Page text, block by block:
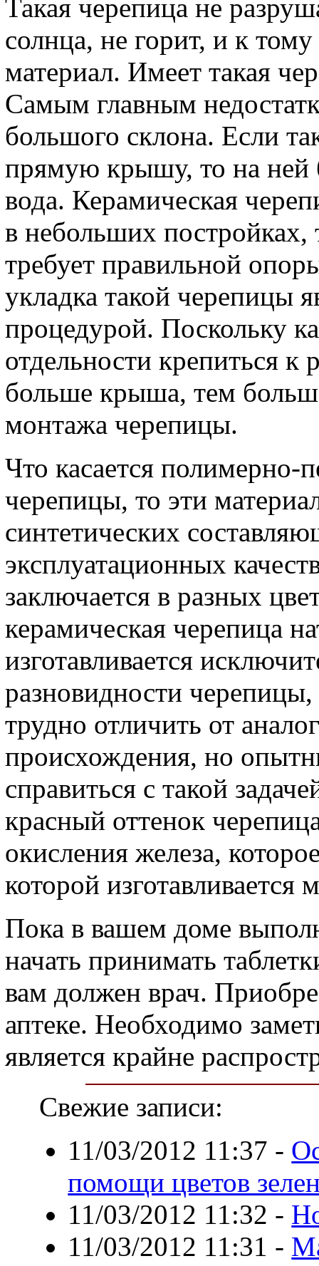
Такая черепица не
солнца, не горит, и к
материал. Имеет такая
Самым главным
большого склона. Если
прямую крышу, то на ней
вода. Керамическая
в небольших постройках,
требует правильной
укладка такой черепицы
процедурой. Поскольку
отдельности крепиться
больше крыша, тем
монтажа черепицы.
Что касается полимерно-
черепицы, то эти
синтетических
эксплуатационных
заключается в разных
керамическая черепица
изготавливается
разновидности
трудно отличить от
происхождения, но
справиться с такой
красный оттенок
окисления железа,
которой изготавливается
Пока в вашем доме
начать принимать
вам должен врач.
аптеке. Необходимо
является крайне
Свежие записи:
11/03/2012 11:37 -
помощи цветов
11/03/2012 11:32 -
11/03/2012 11:31 -